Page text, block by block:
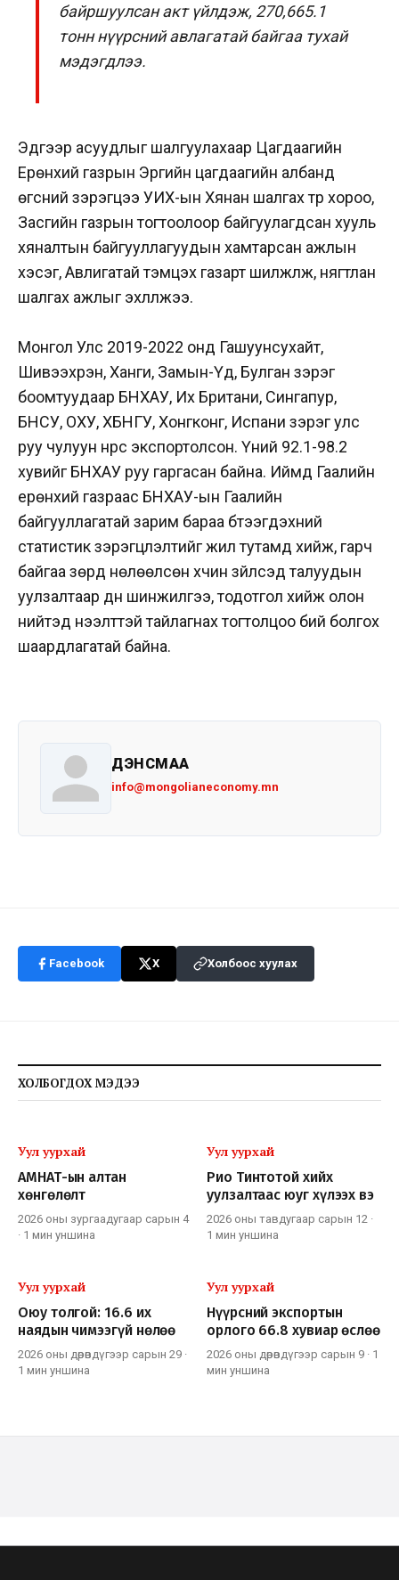
байршуулсан акт үйлдэж, 270,665.1
тонн нүүрсний авлагатай байгаа тухай
мэдэгдлээ.
Эдгээр асуудлыг шалгуулахаар Цагдаагийн
Ерөнхий газрын Эрүүгийн цагдаагийн албанд
өгсний зэрэгцээ УИХ-ын Хянан шалгах түр хороо,
Засгийн газрын тогтоолоор байгуулагдсан хууль
хяналтын байгууллагуудын хамтарсан ажлын
хэсэг, Авлигатай тэмцэх газарт шилжүүлж, нягтлан
шалгах ажлыг эхлүүлжээ.
Монгол Улс 2019-2022 онд Гашуунсухайт,
Шивээхүрэн, Ханги, Замын-Үүд, Булган зэрэг
боомтуудаар БНХАУ, Их Британи, Сингапур,
БНСУ, ОХУ, ХБНГУ, Хонгконг, Испани зэрэг улс
руу чулуун нүүрс экспортолсон. Үүний 92.1-98.2
хувийг БНХАУ руу гаргасан байна. Иймд Гаалийн
ерөнхий газраас БНХАУ-ын Гаалийн
байгууллагатай зарим бараа бүтээгдэхүүний
статистик зэрэгцүүлэлтийг жил тутамд хийж, гарч
байгаа зөрүүд нөлөөлсөн хүчин зүйлсэд талуудын
уулзалтаар дүн шинжилгээ, тодотгол хийж олон
нийтэд нээлттэй тайлагнах тогтолцоо бий болгох
шаардлагатай байна.
ДЭНСМАА
info@mongolianeconomy.mn
Facebook X Холбоос хуулах
ХОЛБОГДОХ МЭДЭЭ
Уул уурхай
АМНАТ-ын алтан
хөнгөлөлт
2026 оны зургаадугаар сарын 4
· 1 мин уншина
Уул уурхай
Рио Тинтотой хийх
уулзалтаас юуг хүлээх вэ
2026 оны тавдугаар сарын 12 ·
1 мин уншина
Уул уурхай
Оюу толгой: 16.6 их
наядын чимээгүй нөлөө
2026 оны дөрөвдүгээр сарын 29 ·
1 мин уншина
Уул уурхай
Нүүрсний экспортын
орлого 66.8 хувиар өслөө
2026 оны дөрөвдүгээр сарын 9 · 1
мин уншина